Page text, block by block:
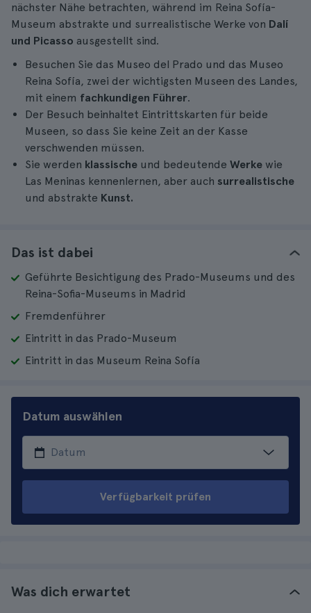
nächster Nähe betrachten, während im Reina Sofía-
Museum abstrakte und surrealistische Werke von Dalí
und Picasso ausgestellt sind.
Besuchen Sie das Museo del Prado und das Museo
Reina Sofía, zwei der wichtigsten Museen des Landes,
mit einem fachkundigen Führer.
Der Besuch beinhaltet Eintrittskarten für beide
Museen, so dass Sie keine Zeit an der Kasse
verschwenden müssen.
Sie werden klassische und bedeutende Werke wie
Las Meninas kennenlernen, aber auch surrealistische
und abstrakte Kunst.
Das ist dabei
Geführte Besichtigung des Prado-Museums und des
Reina-Sofia-Museums in Madrid
Fremdenführer
Eintritt in das Prado-Museum
Eintritt in das Museum Reina Sofía
Datum auswählen
Verfügbarkeit prüfen
Was dich erwartet